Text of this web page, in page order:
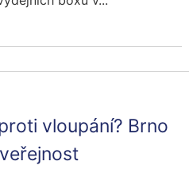
vloupání? Brno